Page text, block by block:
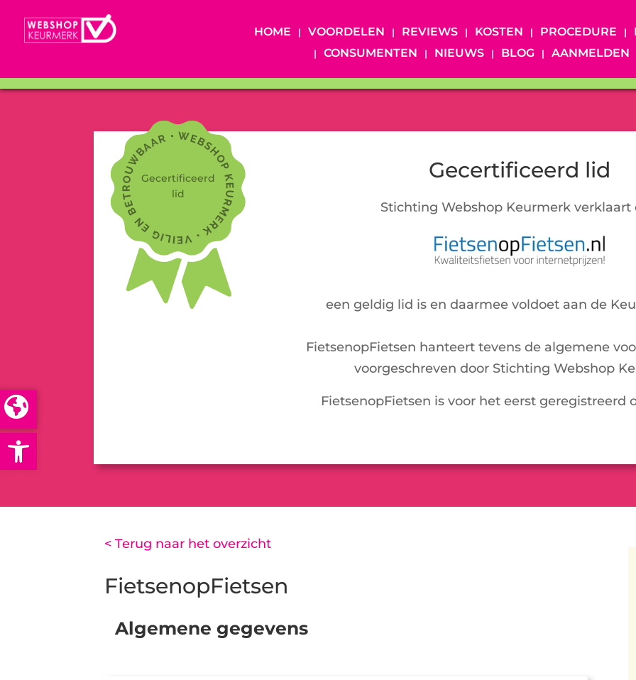
Open toolbar
HOME VOORDELEN REVIEWS KOSTEN PROCEDURE
CONSUMENTEN
NIEUWS BLOG AANMELDEN
Gecertificeerd
lid
Gecertificeerd lid
Stichting Webshop Keurmerk verklaart
een geldig lid is en daarmee voldoet aan de
FietsenopFietsen hanteert tevens de algemene
voorgeschreven door Stichting Webshop
FietsenopFietsen is voor het eerst geregistreerd
< Terug naar het overzicht
FietsenopFietsen
Algemene gegevens